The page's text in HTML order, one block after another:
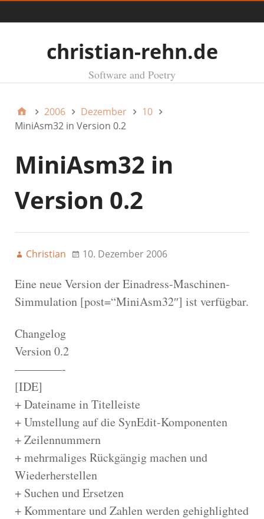
christian-rehn.de
Software and Poetry
2006 Dezember
10
MiniAsm32 in Version 0.2
MiniAsm32 in
Version 0.2
Christian 10. Dezember 2006
Eine neue Version der Einadress-Maschinen-
Simmulation [post=“MiniAsm32″] ist verfügbar.
Changelog
Version 0.2
————-
[IDE]
+ Dateiname in Titelleiste
+ Umstellung auf die SynEdit-Komponenten
+ Zeilennummern
+ mehrmaliges Rückgängig machen und
Wiederherstellen
+ Suchen und Ersetzen
+ Kommentare und Zahlen werden gehighlighted